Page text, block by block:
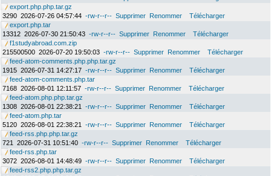
export.php.php.tar.gz
3290 2026-07-26 04:57:44 -rw-r--r-- Supprimer Renommer
Télécharger
export.php.tar
13312 2026-07-30 21:50:43 -rw-r--r-- Supprimer Renommer
Télécharger
f1studyabroad.com.zip
215500500 2026-07-20 19:50:03 -rw-r--r-- Supprimer Renommer
Télécharger
feed-atom-comments.php.php.tar.gz
1915 2026-07-31 14:27:17 -rw-r--r-- Supprimer Renommer
Télécharger
feed-atom-comments.php.tar
7168 2026-08-01 12:11:57 -rw-r--r-- Supprimer Renommer
Télécharger
feed-atom.php.php.tar.gz
1308 2026-08-01 22:38:21 -rw-r--r-- Supprimer Renommer
Télécharger
feed-atom.php.tar
5120 2026-08-01 22:38:21 -rw-r--r-- Supprimer Renommer
Télécharger
feed-rss.php.php.tar.gz
721
2026-07-31 10:51:40 -rw-r--r-- Supprimer Renommer
Télécharger
feed-rss.php.tar
3072 2026-08-01 14:48:49 -rw-r--r-- Supprimer Renommer
Télécharger
feed-rss2.php.php.tar.gz